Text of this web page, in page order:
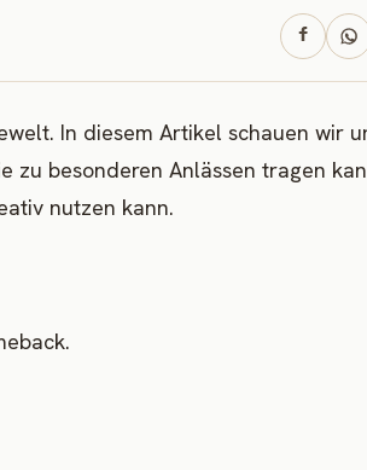
In diesem Artikel schauen wir
zu besonderen Anlässen tragen
nutzen kann.